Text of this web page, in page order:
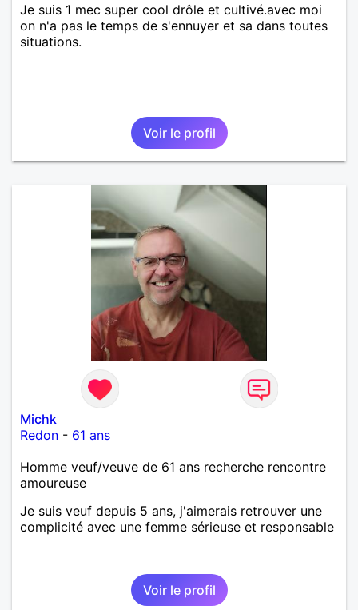
Je suis 1 mec super cool drôle et cultivé.avec moi
on n'a pas le temps de s'ennuyer et sa dans toutes
situations.
Voir le profil
Michk
Redon - 61 ans
Homme veuf/veuve de 61 ans recherche rencontre
amoureuse
Je suis veuf depuis 5 ans, j'aimerais retrouver une
complicité avec une femme sérieuse et responsable
Voir le profil